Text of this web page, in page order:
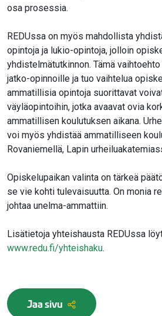
osa prosessia.
REDUssa on myös mahdollista
opintoja ja lukio-opintoja, jolloin
yhdistelmätutkinnon. Tämä
jatko-opinnoille ja tuo vaihtelua
ammatillisia opintoja suorittavat
väyläopintoihin, jotka avaavat ovia
ammatillisen koulutuksen aikana.
voi myös yhdistää ammatilliseen
Rovaniemellä, Lapin
Opiskelupaikan valinta on tärkeä
se vie kohti tulevaisuutta. On monia
johtaa unelma-ammattiin.
Lisätietoja yhteishausta REDUssa
www.redu.fi/yhteishaku.
Jaa sivu